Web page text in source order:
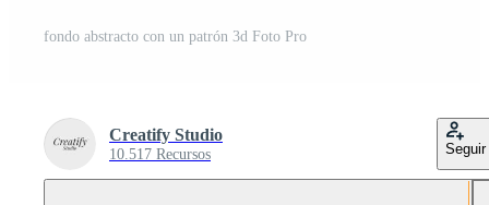
fondo abstracto con un patrón 3d Foto Pro
Creatify Studio
10.517 Recursos Seguir